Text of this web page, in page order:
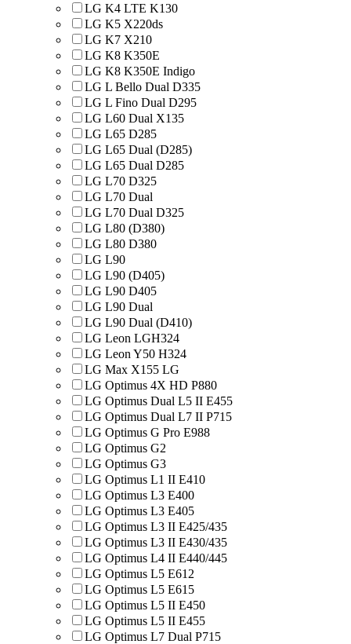
LG K4 LTE K130
LG K5 X220ds
LG K7 X210
LG K8 K350E
LG K8 K350E Indigo
LG L Bello Dual D335
LG L Fino Dual D295
LG L60 Dual X135
LG L65 D285
LG L65 Dual (D285)
LG L65 Dual D285
LG L70 D325
LG L70 Dual
LG L70 Dual D325
LG L80 (D380)
LG L80 D380
LG L90
LG L90 (D405)
LG L90 D405
LG L90 Dual
LG L90 Dual (D410)
LG Leon LGH324
LG Leon Y50 H324
LG Max X155 LG
LG Optimus 4X HD P880
LG Optimus Dual L5 II E455
LG Optimus Dual L7 II P715
LG Optimus G Pro E988
LG Optimus G2
LG Optimus G3
LG Optimus L1 II E410
LG Optimus L3 E400
LG Optimus L3 E405
LG Optimus L3 II E425/435
LG Optimus L3 II E430/435
LG Optimus L4 II E440/445
LG Optimus L5 E612
LG Optimus L5 E615
LG Optimus L5 II E450
LG Optimus L5 II E455
LG Optimus L7 Dual P715